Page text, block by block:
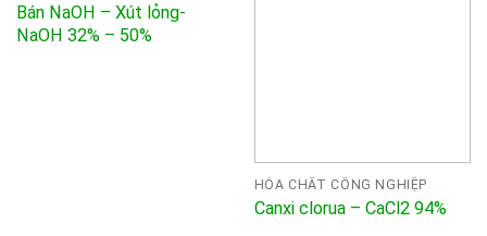
Bán NaOH – Xút lỏng-
NaOH 32% – 50%
HÓA CHẤT CÔNG NGHIỆP
Canxi clorua – CaCl2 94%